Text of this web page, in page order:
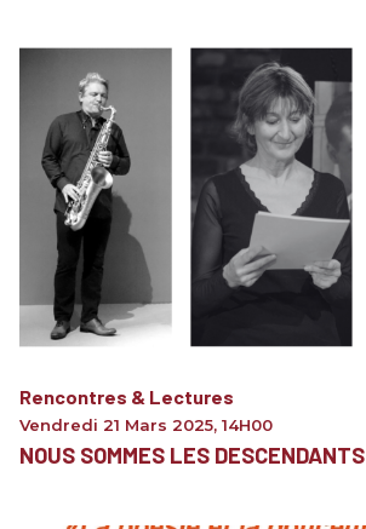
Rencontres & Lectures
Vendredi 21 Mars 2025, 14H00
NOUS SOMMES LES DESCENDANTS